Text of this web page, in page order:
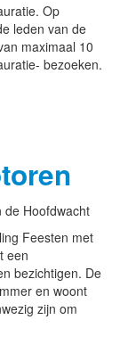
Op
leden van de
maximaal 10
bezoeken.
de Hoofdwacht
Feesten met
een
bezichtigen. De
en woont
zijn om